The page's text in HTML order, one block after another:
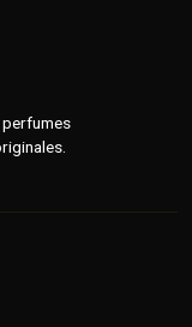
perfumes